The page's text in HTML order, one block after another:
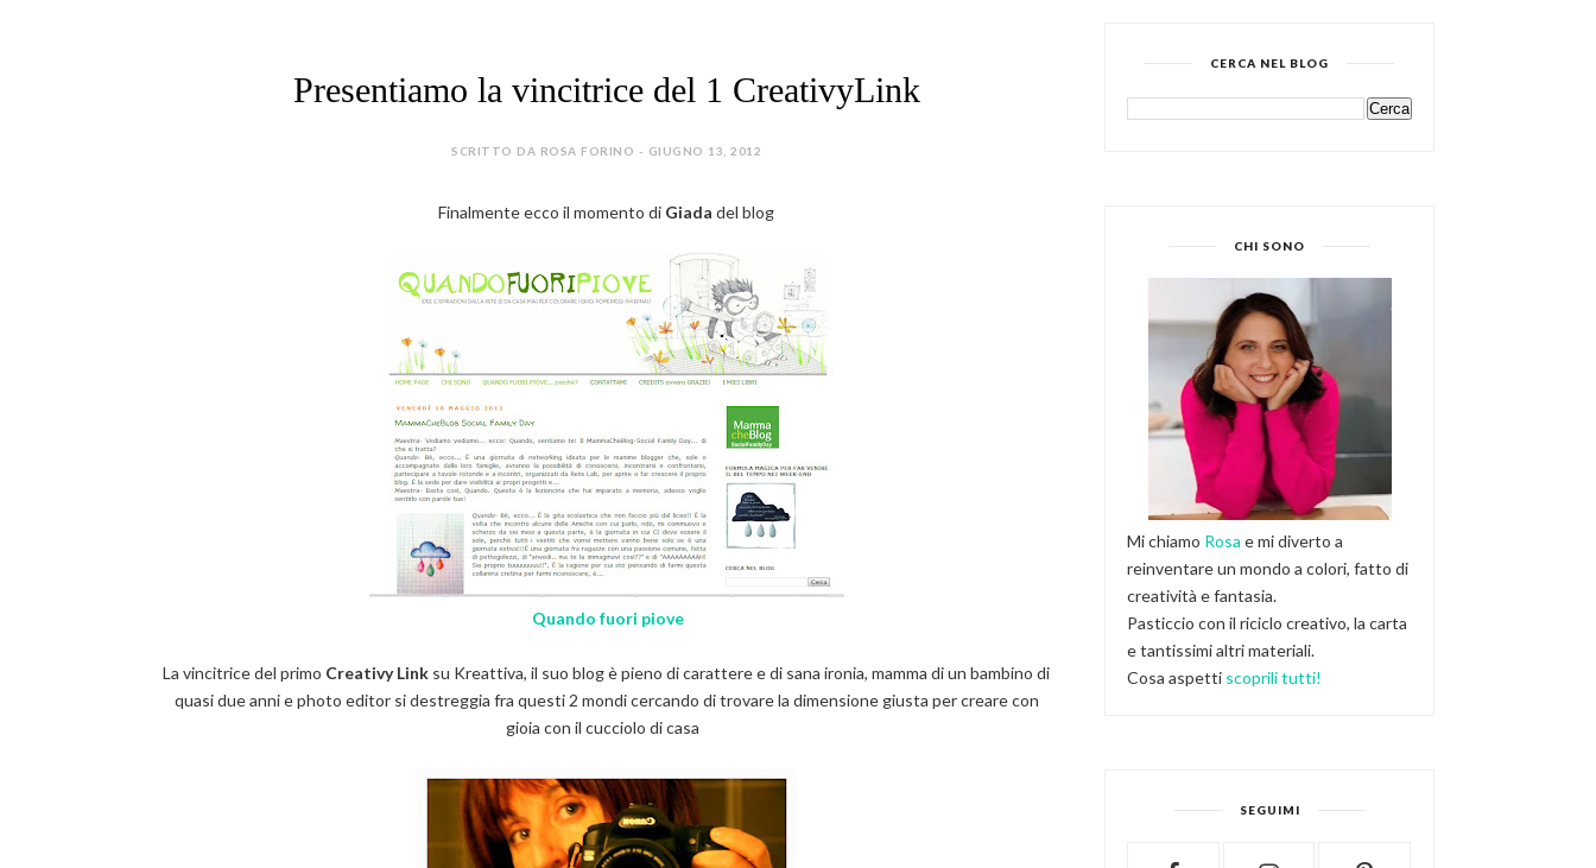
Presentiamo la vincitrice del 1 CreativyLink
SCRITTO DA ROSA FORINO - GIUGNO 13, 2012
Finalmente ecco il momento di Giadadel blog
Quando fuori piove
La vincitrice del primo Creativy Link su Kreattiva, il suo blog è pieno di carattere e di sana ironia, mamma di un bambino di
quasi due anni e photo editor si destreggia fra questi 2 mondi cercando di trovare la dimensione giusta per creare con
gioia con il cucciolo di casa
CERCA NEL BLOG
CHI SONO
Mi chiamo Rosa e mi diverto a
reinventare un mondo a colori, fatto di
creatività e fantasia.
Pasticcio con il riciclo creativo, la carta
e tantissimi altri materiali.
Cosa aspetti scoprili tutti!
SEGUIMI